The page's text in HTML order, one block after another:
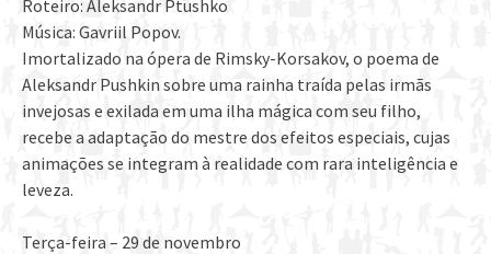
Roteiro: Aleksandr Ptushko
Música: Gavriil Popov.
Imortalizado na ópera de Rimsky-Korsakov, o poema de
Aleksandr Pushkin sobre uma rainha traída pelas irmãs
invejosas e exilada em uma ilha mágica com seu filho,
recebe a adaptação do mestre dos efeitos especiais, cujas
animações se integram à realidade com rara inteligência e
leveza.
Terça-feira – 29 de novembro